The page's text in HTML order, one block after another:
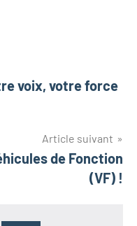
voix, votre force
Article suivant
de Fonction
(VF) !